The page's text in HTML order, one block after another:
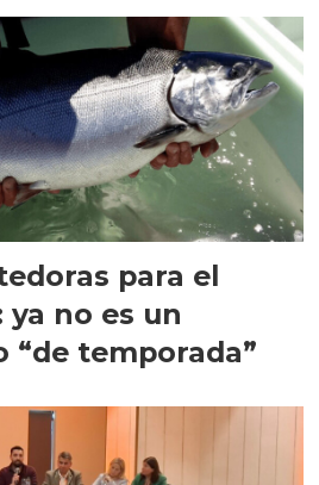
para el
no es un
“de temporada”